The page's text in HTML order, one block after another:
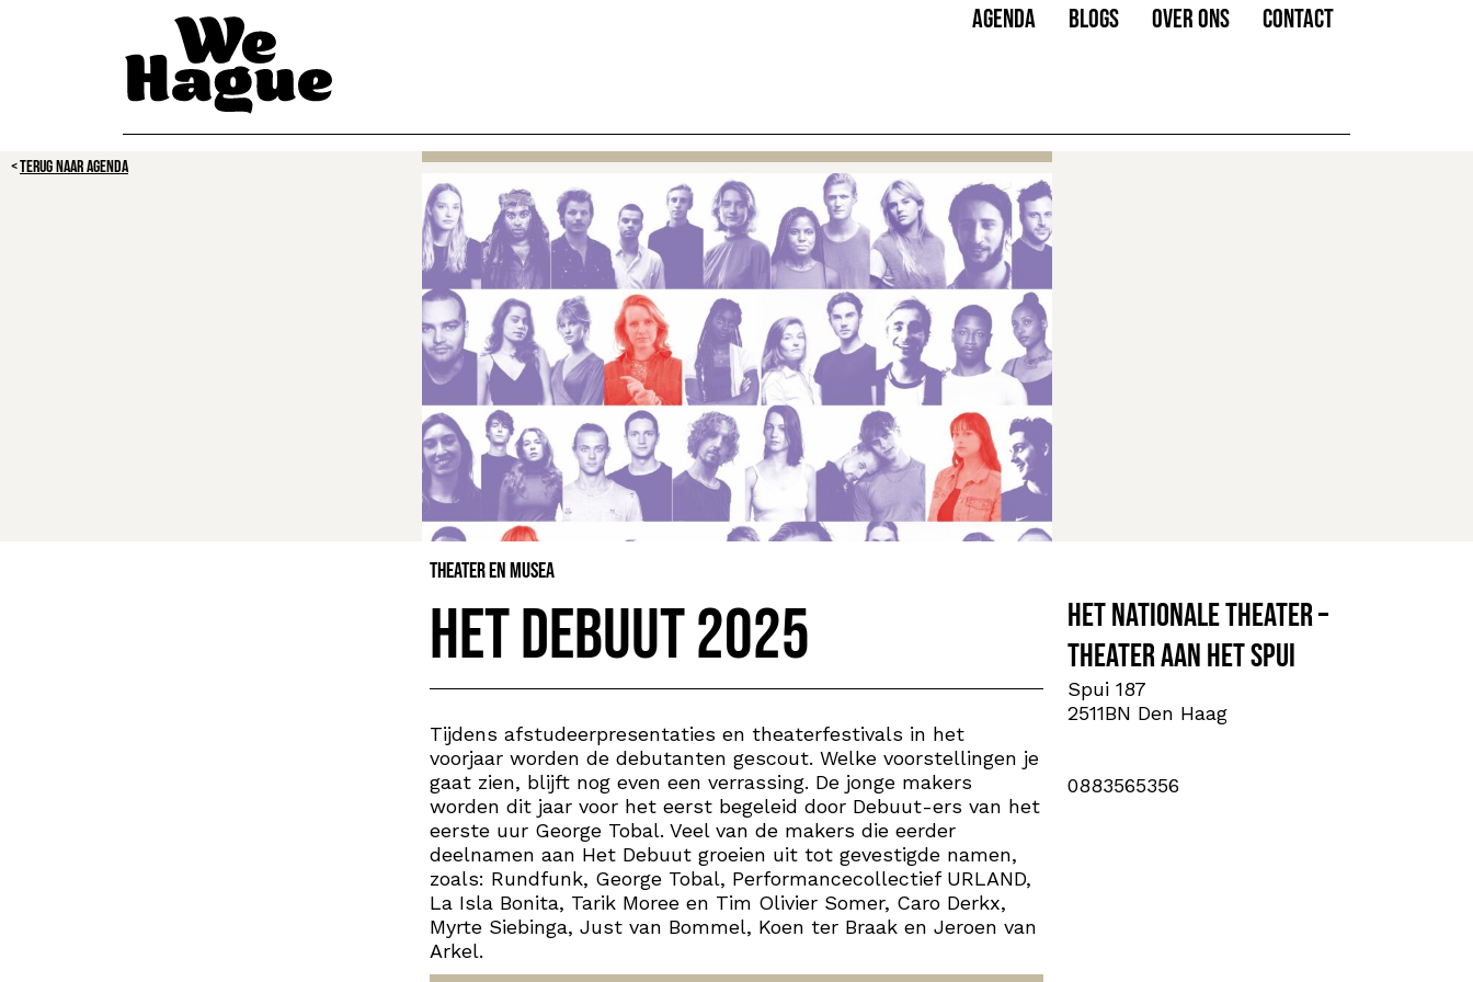
AGENDA BLOGS OVER ONS CONTACT
TERUG NAAR AGENDA
Theater en Musea
Het Debuut 2025
Tijdens afstudeerpresentaties en theaterfestivals in het
voorjaar worden de debutanten gescout. Welke voorstellingen je
gaat zien, blijft nog even een verrassing. De jonge makers
worden dit jaar voor het eerst begeleid door Debuut-ers van het
eerste uur George Tobal. Veel van de makers die eerder
deelnamen aan Het Debuut groeien uit tot gevestigde namen,
zoals: Rundfunk, George Tobal, Performancecollectief URLAND,
La Isla Bonita, Tarik Moree en Tim Olivier Somer, Caro Derkx,
Myrte Siebinga, Just van Bommel, Koen ter Braak en Jeroen van
Arkel.
Het Nationale Theater –
Theater aan het Spui
Spui 187
2511BN Den Haag
0883565356